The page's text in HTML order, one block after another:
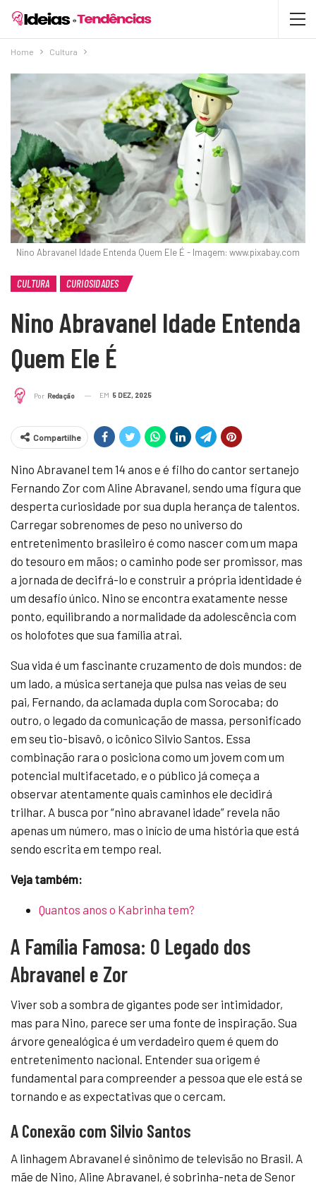
Home Cultura
Nino Abravanel Idade Entenda Quem Ele É - Imagem: www.pixabay.com
CULTURA CURIOSIDADES
Nino Abravanel Idade Entenda
Quem Ele É
Por Redação EM 5 DEZ, 2025
Compartilhe
Nino Abravanel tem 14 anos e é filho do cantor sertanejo
Fernando Zor com Aline Abravanel, sendo uma figura que
desperta curiosidade por sua dupla herança de talentos.
Carregar sobrenomes de peso no universo do
entretenimento brasileiro é como nascer com um mapa
do tesouro em mãos; o caminho pode ser promissor, mas
a jornada de decifrá-lo e construir a própria identidade é
um desafio único. Nino se encontra exatamente nesse
ponto, equilibrando a normalidade da adolescência com
os holofotes que sua família atrai.
Sua vida é um fascinante cruzamento de dois mundos: de
um lado, a música sertaneja que pulsa nas veias de seu
pai, Fernando, da aclamada dupla com Sorocaba; do
outro, o legado da comunicação de massa, personificado
em seu tio-bisavô, o icônico Silvio Santos. Essa
combinação rara o posiciona como um jovem com um
potencial multifacetado, e o público já começa a
observar atentamente quais caminhos ele decidirá
trilhar. A busca por “nino abravanel idade” revela não
apenas um número, mas o início de uma história que está
sendo escrita em tempo real.
Veja também:
Quantos anos o Kabrinha tem?
A Família Famosa: O Legado dos
Abravanel e Zor
Viver sob a sombra de gigantes pode ser intimidador,
mas para Nino, parece ser uma fonte de inspiração. Sua
árvore genealógica é um verdadeiro quem é quem do
entretenimento nacional. Entender sua origem é
fundamental para compreender a pessoa que ele está se
tornando e as expectativas que o cercam.
A Conexão com Silvio Santos
A linhagem Abravanel é sinônimo de televisão no Brasil. A
mãe de Nino, Aline Abravanel, é sobrinha-neta de Senor